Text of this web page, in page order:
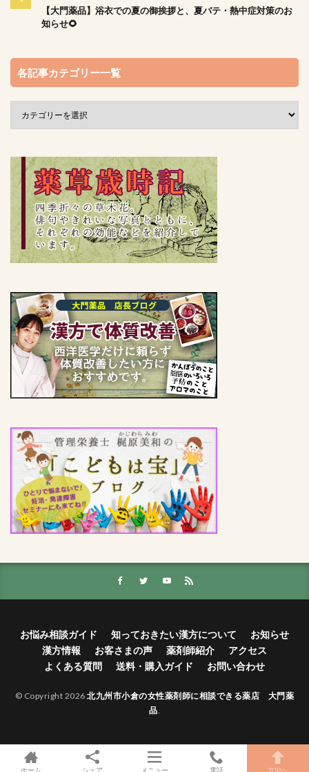
【大門薬品】浴衣での夏の御挨拶と、夏バテ・熱中症対策のお
知らせ🌻
各記事カテゴリー一覧
お悩み相談ガイド 知っておきたい漢方について
お知らせ
漢方情報
お客さまの声 薬剤師紹介
アクセス
よくある質問
送料・購入ガイド お問い合わせ
© Copyright 2026北九州市小倉の女性薬剤師に相談できる薬店 大門薬
品.
ホーム シェア メニュー 電話 TOPへ